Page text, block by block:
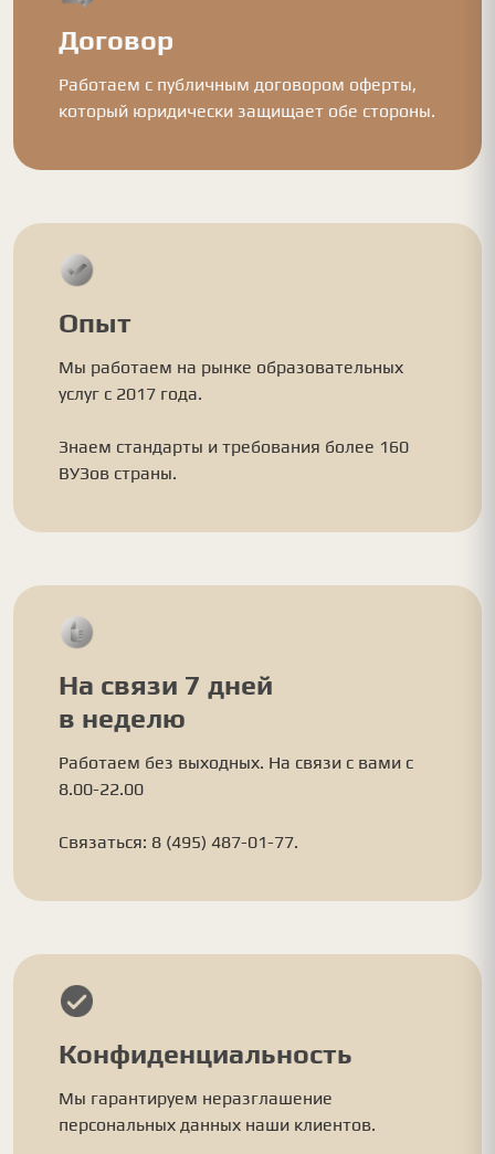
Договор
Работаем с публичным договором оферты,
который юридически защищает обе стороны.
Опыт
Мы работаем на рынке образовательных
услуг с 2017 года.
Знаем стандарты и требования более 160
ВУЗов страны.
На связи 7 дней
в неделю
Работаем без выходных. На связи с вами с
8.00-22.00
Связаться: 8 (495) 487-01-77.
Конфиденциальность
Мы гарантируем неразглашение
персональных данных наши клиентов.